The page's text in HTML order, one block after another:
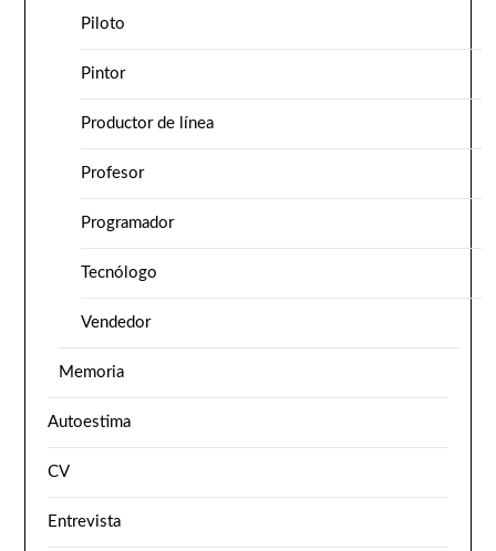
Piloto
Pintor
Productor de línea
Profesor
Programador
Tecnólogo
Vendedor
Memoria
Autoestima
CV
Entrevista